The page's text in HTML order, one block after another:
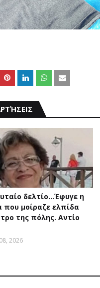
δελτίο...Έφυγε η
που μοίραζε ελπίδα
της πόλης. Αντίο
2026